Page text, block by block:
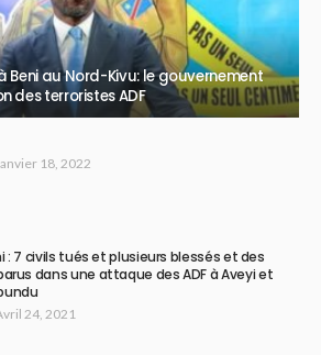
Beni au Nord-Kivu: le gouvernement
des terroristes ADF
18, 2022
: 7 civils tués et plusieurs blessés et des
dans une attaque des ADF à Aveyi et
24, 2021